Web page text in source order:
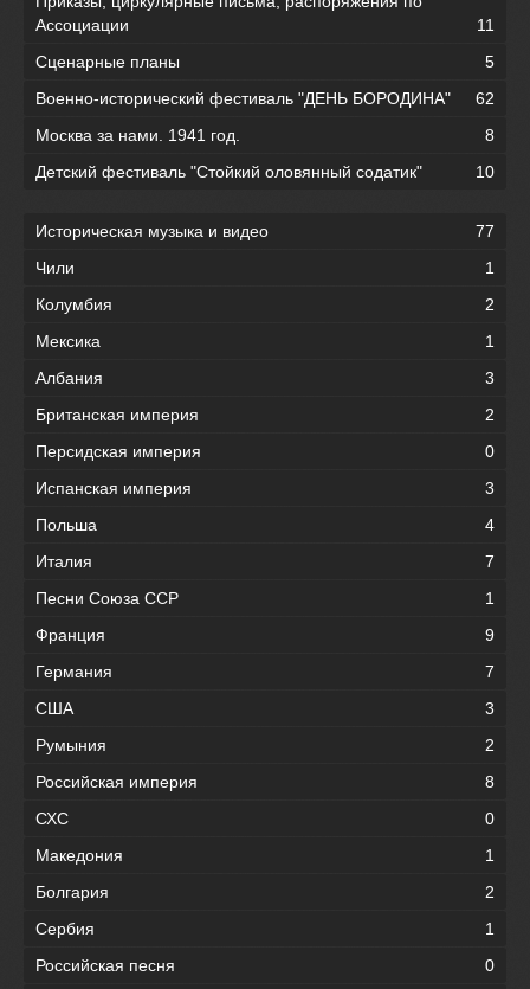
Ассоциации
11
Сценарные планы
5
Военно-исторический фестиваль "ДЕНЬ БОРОДИНА"
62
Москва за нами. 1941 год.
8
Детский фестиваль "Стойкий оловянный содатик"
10
Историческая музыка и видео
77
Чили
1
Колумбия
2
Мексика
1
Албания
3
Британская империя
2
Персидская империя
0
Испанская империя
3
Польша
4
Италия
7
Песни Союза ССР
1
Франция
9
Германия
7
США
3
Румыния
2
Российская империя
8
СХС
0
Македония
1
Болгария
2
Сербия
1
Российская песня
0